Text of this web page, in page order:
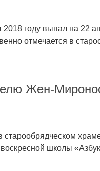
году выпал на 22
отмечается в
Жен-
старообрядческом
школы